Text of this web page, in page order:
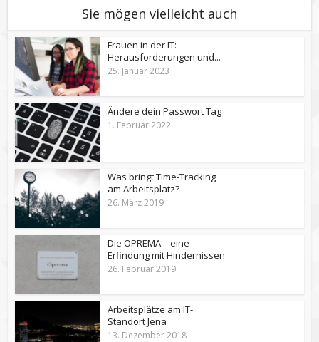
Sie mögen vielleicht auch
Frauen in der IT:
Herausforderungen und...
25. Januar 2023
Ändere dein Passwort Tag
1. Februar 2022
Was bringt Time-Tracking
am Arbeitsplatz?
26. März 2019
Die OPREMA – eine
Erfindung mit Hindernissen
26. Februar 2019
Arbeitsplätze am IT-
Standort Jena
13. Dezember 2018